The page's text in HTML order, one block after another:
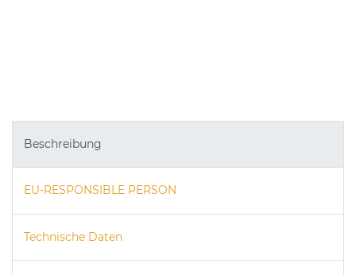
Beschreibung
EU-RESPONSIBLE PERSON
Technische Daten